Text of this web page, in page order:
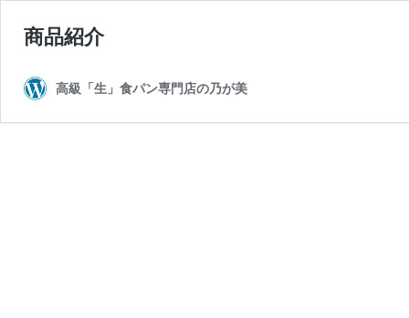
商品紹介
高級「生」食パン専門店の乃が美